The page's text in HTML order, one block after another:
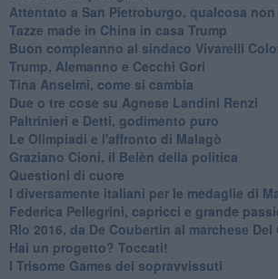
Attentato a San Pietroburgo, qualcosa
Tazze made in China in casa Trump
Buon compleanno al sindaco Vivarelli
Trump, Alemanno e Cecchi Gori
Tina Anselmi, come si cambia
Due o tre cose su Agnese Landini Renzi
Paltrinieri e Detti, godimento puro
Le Olimpiadi e l'affronto di Malagò
Graziano Cioni, il Belèn della politica
Questioni di cuore
I diversamente italiani per le medaglie di
Federica Pellegrini, capricci e grande
RIo 2016, da De Coubertin al marchese Del
​Hai un progetto? Toccati!
​I Trisome Games dei sopravvissuti